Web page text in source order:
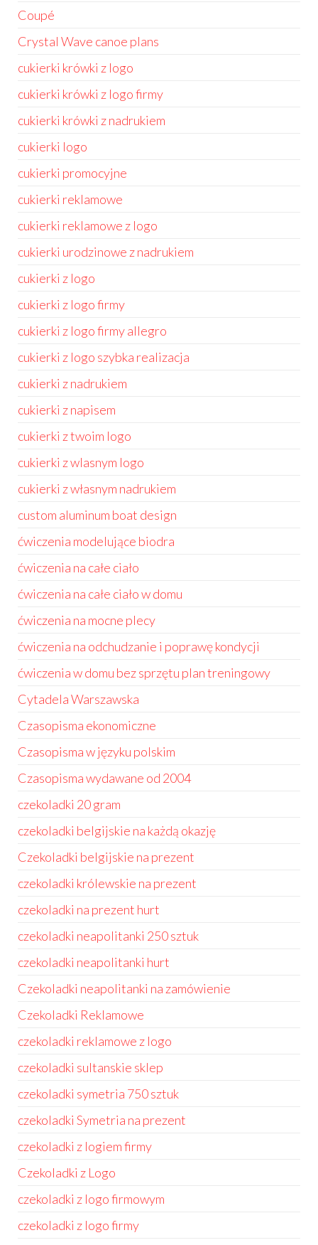
Coupé
Crystal Wave canoe plans
cukierki krówki z logo
cukierki krówki z logo firmy
cukierki krówki z nadrukiem
cukierki logo
cukierki promocyjne
cukierki reklamowe
cukierki reklamowe z logo
cukierki urodzinowe z nadrukiem
cukierki z logo
cukierki z logo firmy
cukierki z logo firmy allegro
cukierki z logo szybka realizacja
cukierki z nadrukiem
cukierki z napisem
cukierki z twoim logo
cukierki z wlasnym logo
cukierki z własnym nadrukiem
custom aluminum boat design
ćwiczenia modelujące biodra
ćwiczenia na całe ciało
ćwiczenia na całe ciało w domu
ćwiczenia na mocne plecy
ćwiczenia na odchudzanie i poprawę kondycji
ćwiczenia w domu bez sprzętu plan treningowy
Cytadela Warszawska
Czasopisma ekonomiczne
Czasopisma w języku polskim
Czasopisma wydawane od 2004
czekoladki 20 gram
czekoladki belgijskie na każdą okazję
Czekoladki belgijskie na prezent
czekoladki królewskie na prezent
czekoladki na prezent hurt
czekoladki neapolitanki 250 sztuk
czekoladki neapolitanki hurt
Czekoladki neapolitanki na zamówienie
Czekoladki Reklamowe
czekoladki reklamowe z logo
czekoladki sultanskie sklep
czekoladki symetria 750 sztuk
czekoladki Symetria na prezent
czekoladki z logiem firmy
Czekoladki z Logo
czekoladki z logo firmowym
czekoladki z logo firmy